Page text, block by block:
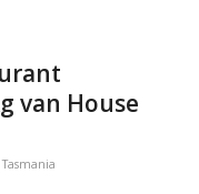
van House
Tasmania